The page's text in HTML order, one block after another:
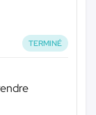
TERMINÉ